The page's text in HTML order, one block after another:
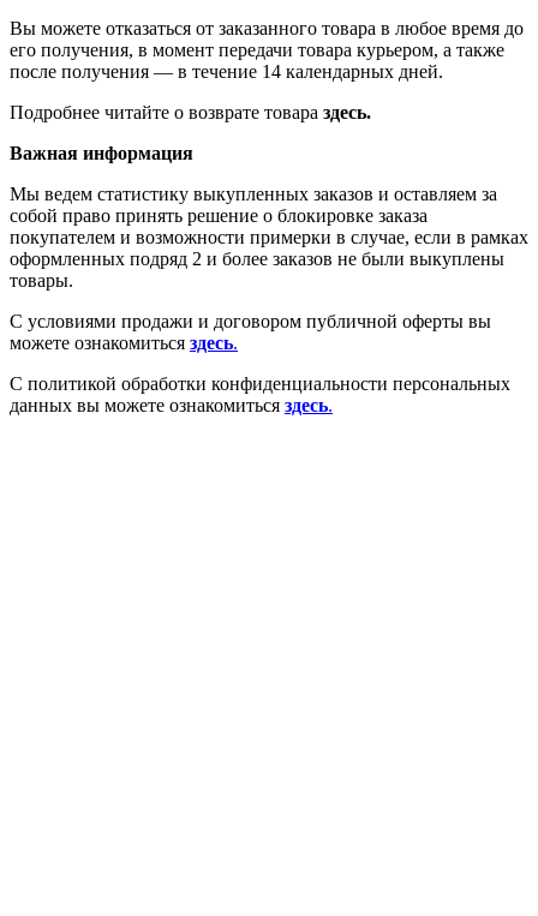
Вы можете отказаться от заказанного товара в любое время до
его получения, в момент передачи товара курьером, а также
после получения — в течение 14 календарных дней.
Подробнее читайте о возврате товара здесь.
Важная информация
Мы ведем статистику выкупленных заказов и оставляем за
собой право принять решение о блокировке заказа
покупателем и возможности примерки в случае, если в рамках
оформленных подряд 2 и более заказов не были выкуплены
товары.
С условиями продажи и договором публичной оферты вы
можете ознакомиться здесь.
С политикой обработки конфиденциальности персональных
данных вы можете ознакомиться здесь.